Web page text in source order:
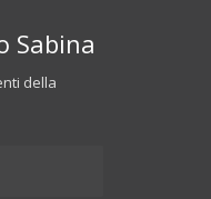
Sabina
della